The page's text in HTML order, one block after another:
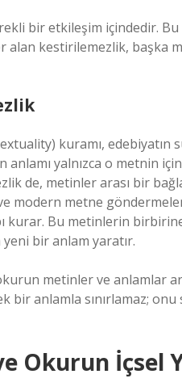
bir etkileşim içindedir.
alan kestirilemezlik, başka
kuramı,
yalnızca o metnin
de, metinler arası bir
modern metne
kurar. Bu metinlerin
bir anlam yaratır.
metinler ve anlamlar
bir anlamla sınırlamaz;
Okurun İçsel